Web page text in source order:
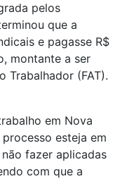
pelos
que a
e pagasse R$
montante a ser
Trabalhador (FAT).
em Nova
esteja em
fazer aplicadas
com que a